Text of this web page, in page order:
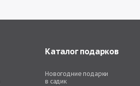
Каталог подарков
Новогодние подарки
в садик